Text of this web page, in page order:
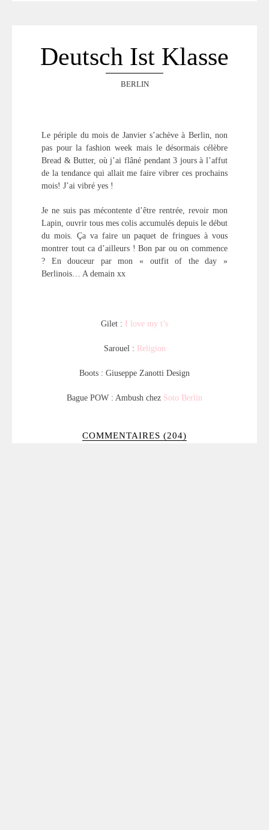
Deutsch Ist Klasse
BERLIN
Le périple du mois de Janvier s’achève à Berlin, non
pas pour la fashion week mais le désormais célèbre
Bread & Butter, où j’ai flâné pendant 3 jours à l’affut
de la tendance qui allait me faire vibrer ces prochains
mois! J’ai vibré yes !
Je ne suis pas mécontente d’être rentrée, revoir mon
Lapin, ouvrir tous mes colis accumulés depuis le début
du mois. Ça va faire un paquet de fringues à vous
montrer tout ca d’ailleurs ! Bon par ou on commence
? En douceur par mon « outfit of the day »
Berlinois… A demain xx
Gilet : I love my t’s
Sarouel : Religion
Boots : Giuseppe Zanotti Design
Bague POW : Ambush chez Soto Berlin
COMMENTAIRES (204)